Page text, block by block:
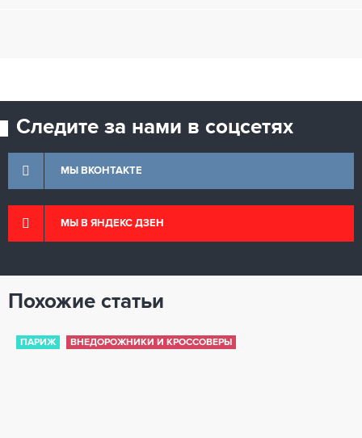
Следите за нами в соцсетях
МЫ ВКОНТАКТЕ
МЫ В ЯНДЕКС ДЗЕН
Похожие статьи
ПАРИЖ ВНЕДОРОЖНИКИ И КРОССОВЕРЫ